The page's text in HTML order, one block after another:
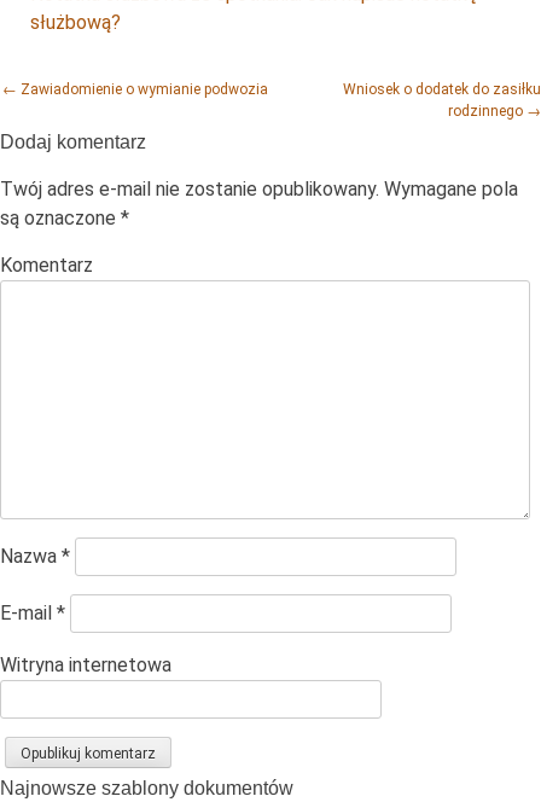
służbową?
Post navigation
← Zawiadomienie o wymianie podwozia
Wniosek o dodatek do zasiłku
rodzinnego →
Dodaj komentarz
Twój adres e-mail nie zostanie opublikowany. Wymagane pola
są oznaczone *
Komentarz
Nazwa *
E-mail *
Witryna internetowa
Najnowsze szablony dokumentów